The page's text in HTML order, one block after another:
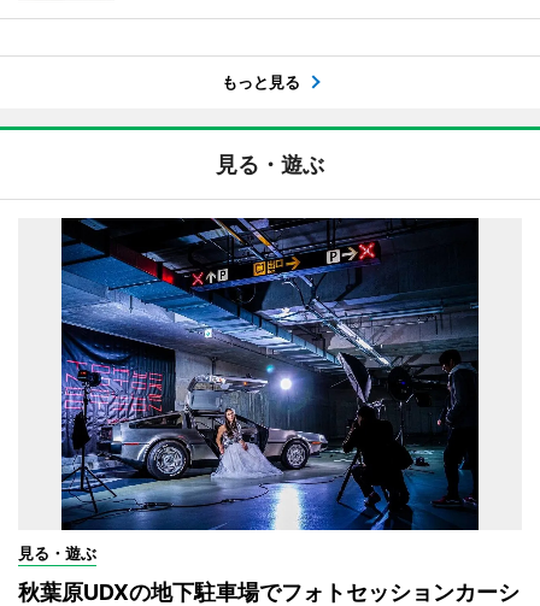
もっと見る
見る・遊ぶ
見る・遊ぶ
秋葉原UDXの地下駐車場でフォトセッションカーシ